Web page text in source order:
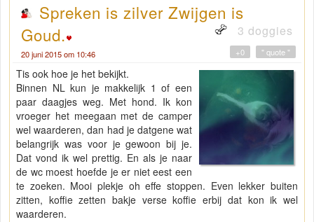
Spreken is zilver Zwijgen is
Goud.
3 doggies
20 juni 2015 om 10:46 " quote "
+0
Tis ook hoe je het bekijkt.
Binnen NL kun je makkelijk 1 of een
paar daagjes weg. Met hond. Ik kon
vroeger het meegaan met de camper
wel waarderen, dan had je datgene wat
belangrijk was voor je gewoon bij je.
Dat vond ik wel prettig. En als je naar
de wc moest hoefde je er niet eest een
te zoeken. Mooi plekje oh effe stoppen. Even lekker buiten
zitten, koffie zetten bakje verse koffie erbij dat kon ik wel
waarderen.